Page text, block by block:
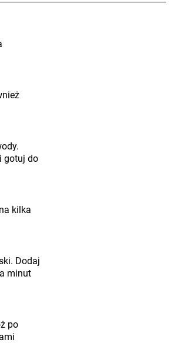
gotuj do
kilka
Dodaj
minut
po